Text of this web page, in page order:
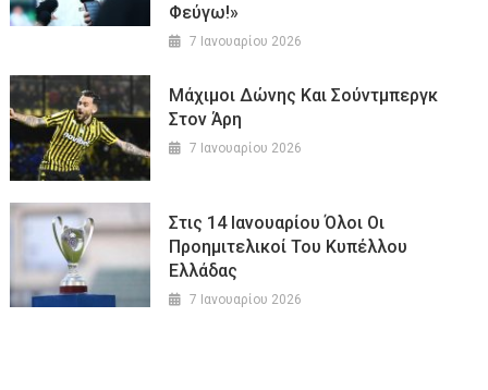
Φεύγω!»
7 Ιανουαρίου 2026
Μάχιμοι Δώνης Και Σούντμπεργκ
Στον Άρη
7 Ιανουαρίου 2026
Στις 14 Ιανουαρίου Όλοι Οι
Προημιτελικοί Του Κυπέλλου
Ελλάδας
7 Ιανουαρίου 2026